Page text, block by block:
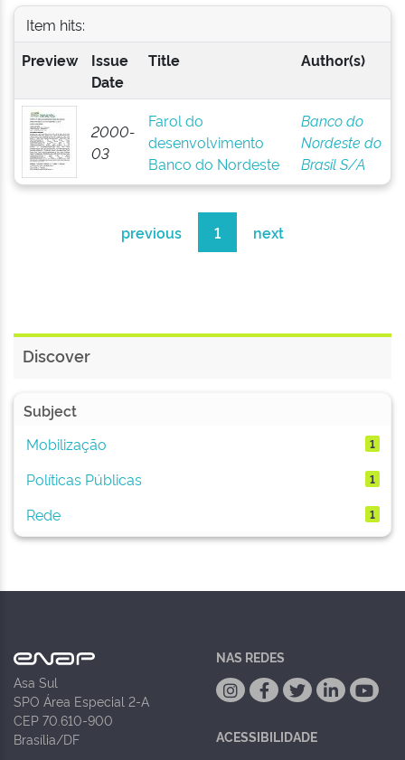
Item hits:
Preview
Issue
Date
Title Author(s)
2000-
03
Farol do
desenvolvimento
Banco do Nordeste
Banco do
Nordeste do
Brasil S/A
previous 1 next
Discover
Subject
Mobilização
1
Políticas Públicas 1
Rede 1
Asa Sul
SPO Área Especial 2-A
CEP 70.610-900
Brasília/DF
NAS REDES
ACESSIBILIDADE